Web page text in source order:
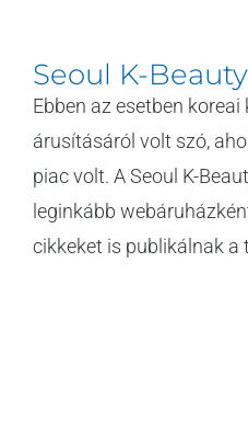
Seoul K-
Ebben az esetben
árusításáról volt szó,
piac volt. A Seoul K-
leginkább
cikkeket is publikálnak a